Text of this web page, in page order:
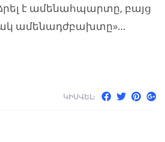
է ամենահպարտը, բայց
ամենադժբախտը»…
ԿԻՍՎԵԼ: